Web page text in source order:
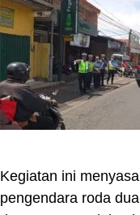
‎Kegiatan ini
pengendara roda